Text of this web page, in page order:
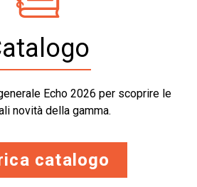
Echo 2026 per scoprire le
novità della gamma.
catalogo